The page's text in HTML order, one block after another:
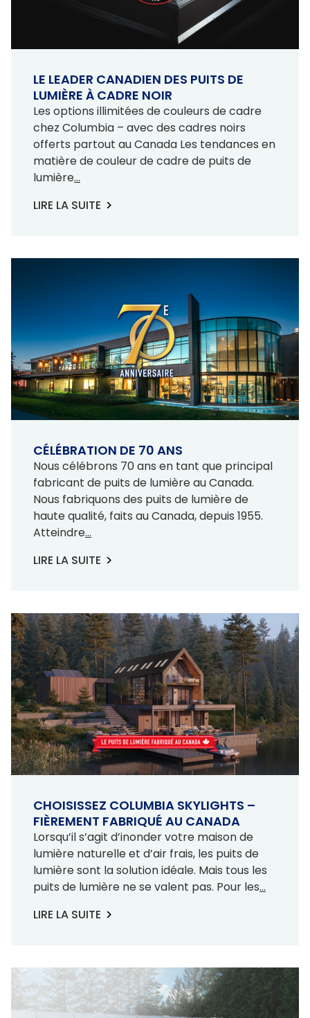
LE LEADER CANADIEN DES PUITS DE
LUMIÈRE À CADRE NOIR
Les options illimitées de couleurs de cadre
chez Columbia – avec des cadres noirs
offerts partout au Canada Les tendances en
matière de couleur de cadre de puits de
lumière...
LIRE LA SUITE
CÉLÉBRATION DE 70 ANS
Nous célébrons 70 ans en tant que principal
fabricant de puits de lumière au Canada.
Nous fabriquons des puits de lumière de
haute qualité, faits au Canada, depuis 1955.
Atteindre...
LIRE LA SUITE
CHOISISSEZ COLUMBIA SKYLIGHTS –
FIÈREMENT FABRIQUÉ AU CANADA
Lorsqu’il s’agit d’inonder votre maison de
lumière naturelle et d’air frais, les puits de
lumière sont la solution idéale. Mais tous les
puits de lumière ne se valent pas. Pour les...
LIRE LA SUITE